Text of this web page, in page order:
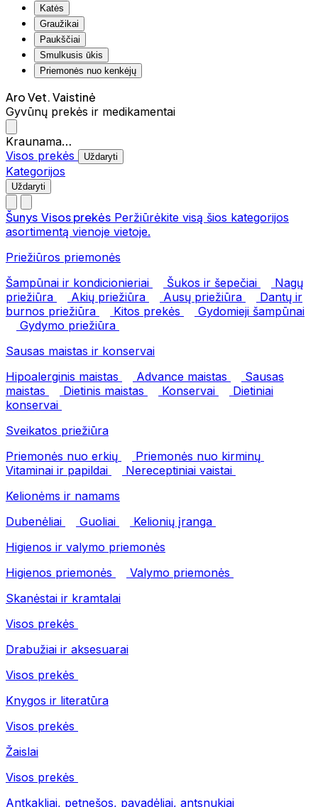
Katės
Graužikai
Paukščiai
Smulkusis ūkis
Priemonės nuo kenkėjų
Aro Vet. Vaistinė
Gyvūnų prekės ir medikamentai
Kraunama…
Visos prekės
Uždaryti
Kategorijos
Uždaryti
Šunys Visos prekės Peržiūrėkite visą šios kategorijos
asortimentą vienoje vietoje.
Priežiūros priemonės
Šampūnai ir kondicionieriai
Šukos ir šepečiai
Nagų
priežiūra
Akių priežiūra Ausų priežiūra
Dantų ir
burnos priežiūra
Kitos prekės
Gydomieji šampūnai
Gydymo priežiūra
Sausas maistas ir konservai
Hipoalerginis maistas
Advance maistas
Sausas
maistas
Dietinis maistas Konservai
Dietiniai
konservai
Sveikatos priežiūra
Priemonės nuo erkių
Priemonės nuo kirminų
Vitaminai ir papildai
Nereceptiniai vaistai
Kelionėms ir namams
Dubenėliai
Guoliai
Kelionių įranga
Higienos ir valymo priemonės
Higienos priemonės
Valymo priemonės
Skanėstai ir kramtalai
Visos prekės
Drabužiai ir aksesuarai
Visos prekės
Knygos ir literatūra
Visos prekės
Žaislai
Visos prekės
Antkakliai, petnešos, pavadėliai, antsnukiai